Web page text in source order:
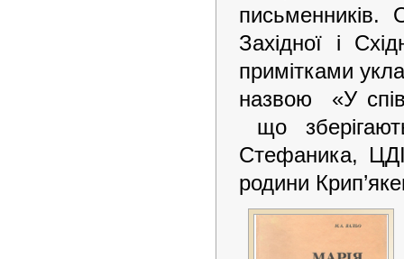
письменників.
Західної і
примітками
назвою «У
що
Стефаника,
родини